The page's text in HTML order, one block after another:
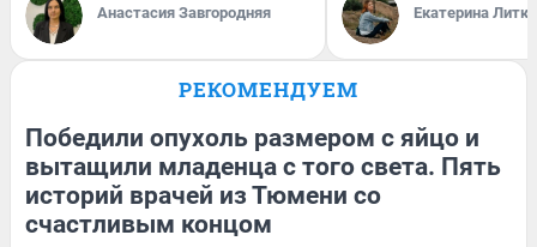
Анастасия Завгородняя Екатерина
РЕКОМЕНДУЕМ
Победили опухоль размером с яйцо и
вытащили младенца с того света. Пять
историй врачей из Тюмени со
счастливым концом